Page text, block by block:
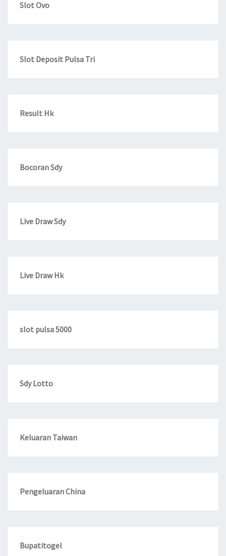
Slot Ovo
Slot Deposit Pulsa Tri
Result Hk
Bocoran Sdy
Live Draw Sdy
Live Draw Hk
slot pulsa 5000
Sdy Lotto
Keluaran Taiwan
Pengeluaran China
Bupatitogel